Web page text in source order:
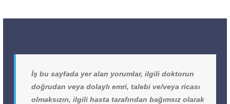
İş bu sayfada yer alan yorumlar, ilgili doktorun
doğrudan veya dolaylı emri, talebi ve/veya ricası
olmaksızın, ilgili hasta tarafından bağımsız olarak